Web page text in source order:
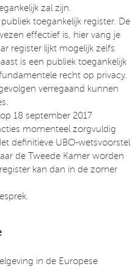
zal zijn.
toegankelijk register. De
effectief is, hier vang je
register lijkt mogelijk zelfs
is een publiek toegankelijk
recht op privacy.
verregaand kunnen
18 september 2017
momenteel zorgvuldig
definitieve UBO-wetsvoorstel
de Tweede Kamer worden
kan dan in de zomer
in de Europese